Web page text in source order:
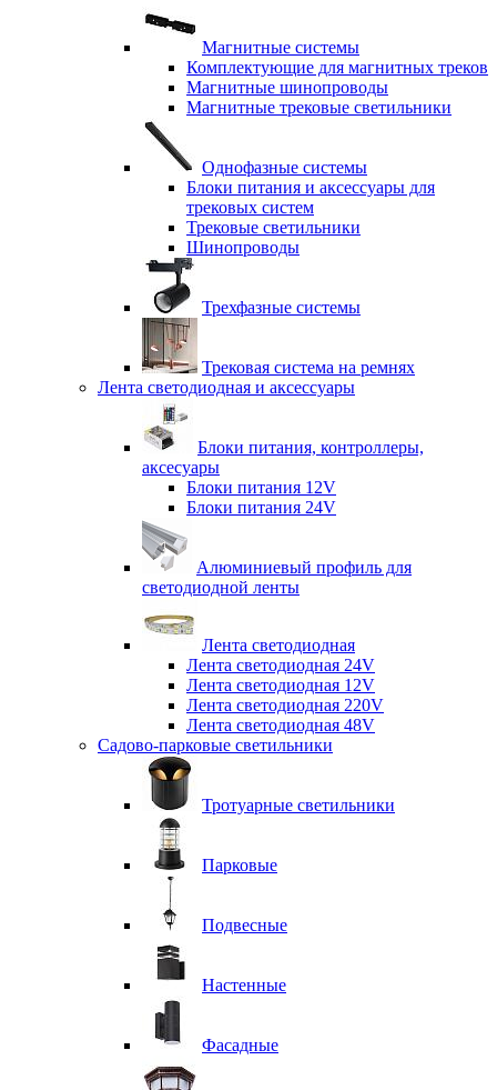
Магнитные системы
Комплектующие для магнитных треков
Магнитные шинопроводы
Магнитные трековые светильники
Однофазные системы
Блоки питания и аксессуары для
трековых систем
Трековые светильники
Шинопроводы
Трехфазные системы
Трековая система на ремнях
Лента светодиодная и аксессуары
Блоки питания, контроллеры,
аксесуары
Блоки питания 12V
Блоки питания 24V
Алюминиевый профиль для
светодиодной ленты
Лента светодиодная
Лента светодиодная 24V
Лента светодиодная 12V
Лента светодиодная 220V
Лента светодиодная 48V
Садово-парковые светильники
Тротуарные светильники
Парковые
Подвесные
Настенные
Фасадные